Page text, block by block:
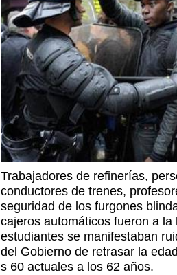
Trabajadores de refinerías,
conductores de trenes,
seguridad de los furgones
cajeros automáticos fueron a
estudiantes se manifestaban
del Gobierno de retrasar la
s 60 actuales a los 62 años.